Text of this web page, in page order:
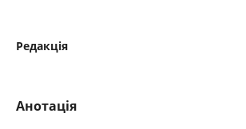
Редакція
Анотація